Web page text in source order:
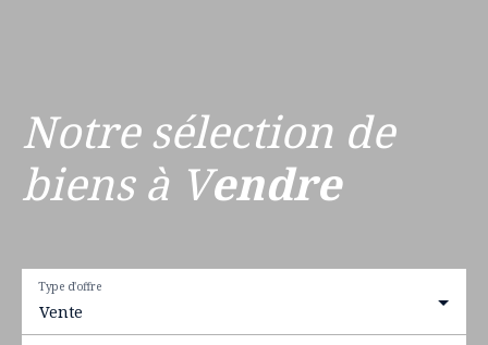
Notre sélection de
biens à Vendre
Vente
Type d'offre